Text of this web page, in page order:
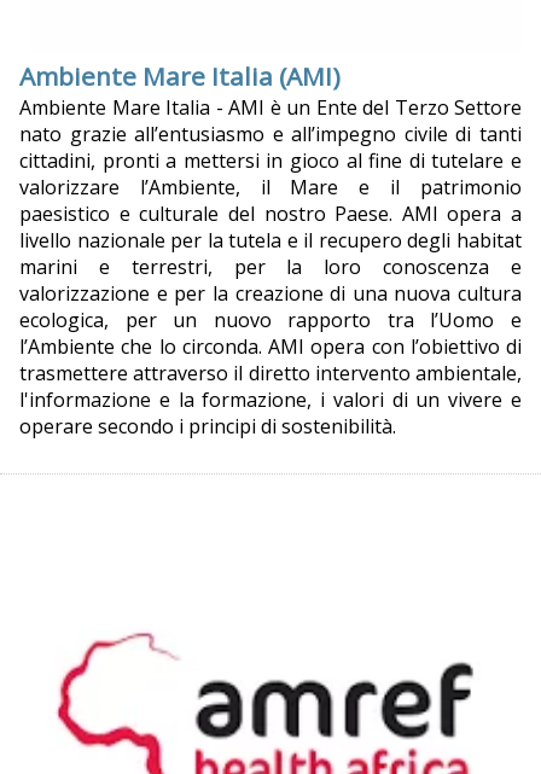
Ambiente Mare Italia (AMI)
Ambiente Mare Italia - AMI è un Ente del Terzo Settore
nato grazie all’entusiasmo e all’impegno civile di tanti
cittadini, pronti a mettersi in gioco al fine di tutelare e
valorizzare l’Ambiente, il Mare e il patrimonio
paesistico e culturale del nostro Paese. AMI opera a
livello nazionale per la tutela e il recupero degli habitat
marini e terrestri, per la loro conoscenza e
valorizzazione e per la creazione di una nuova cultura
ecologica, per un nuovo rapporto tra l’Uomo e
l’Ambiente che lo circonda. AMI opera con l’obiettivo di
trasmettere attraverso il diretto intervento ambientale,
l'informazione e la formazione, i valori di un vivere e
operare secondo i principi di sostenibilità.